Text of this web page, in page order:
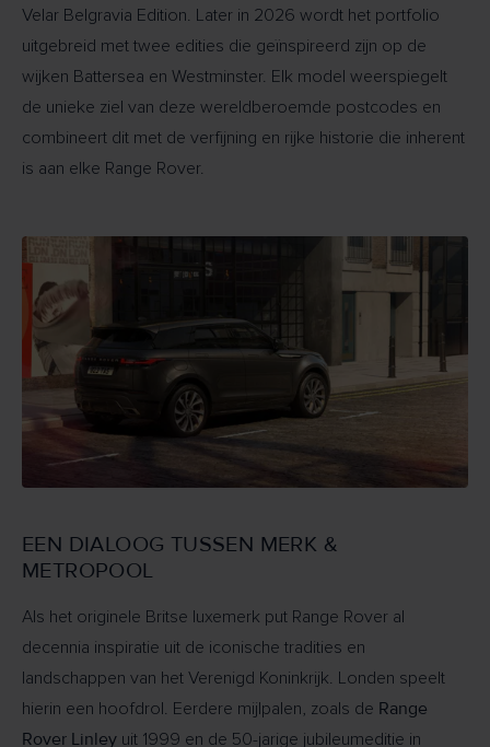
Velar Belgravia Edition. Later in 2026 wordt het portfolio
uitgebreid met twee edities die geïnspireerd zijn op de
wijken Battersea en Westminster. Elk model weerspiegelt
de unieke ziel van deze wereldberoemde postcodes en
combineert dit met de verfijning en rijke historie die inherent
is aan elke Range Rover.
EEN DIALOOG TUSSEN MERK &
METROPOOL
Als het originele Britse luxemerk put Range Rover al
decennia inspiratie uit de iconische tradities en
landschappen van het Verenigd Koninkrijk. Londen speelt
hierin een hoofdrol. Eerdere mijlpalen, zoals de Range
Rover Linley uit 1999 en de 50-jarige jubileumeditie in